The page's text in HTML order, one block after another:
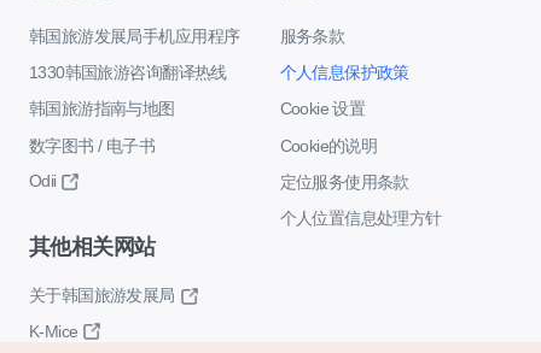
韩国旅游发展局手机应用程序
1330韩国旅游咨询翻译热线
韩国旅游指南与地图
数字图书 / 电子书
Odii
服务条款
个人信息保护政策
Cookie 设置
Cookie的说明
定位服务使用条款
个人位置信息处理方针
其他相关网站
关于韩国旅游发展局
K-Mice